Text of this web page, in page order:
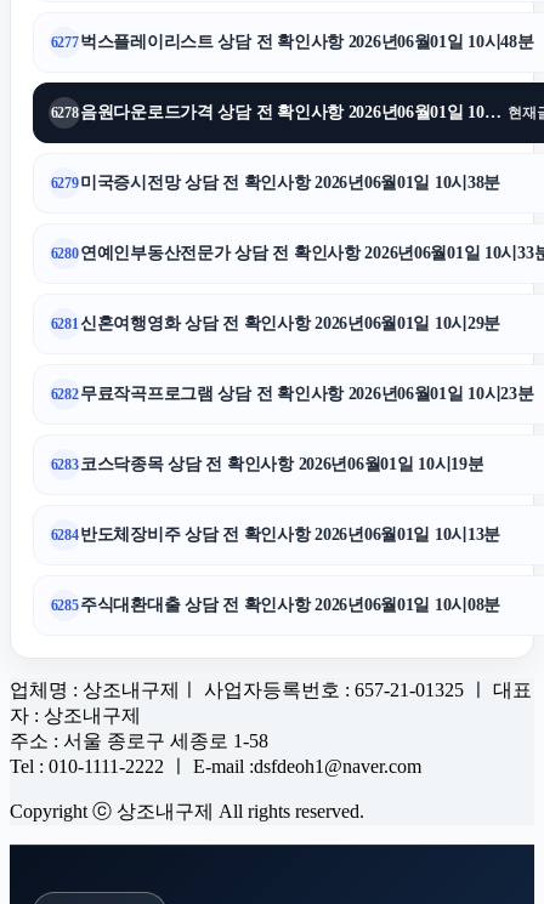
6277벅스플레이리스트 상담 전 확인사항 2026년06월01일 10시48분
6278 음원다운로드가격 상담 전 확인사항 2026년06월01일 10시43분 현재
6279미국증시전망 상담 전 확인사항 2026년06월01일 10시38분
6280연예인부동산전문가 상담 전 확인사항 2026년06월01일 10시33
6281 신혼여행영화 상담 전 확인사항 2026년06월01일 10시29분
6282무료작곡프로그램 상담 전 확인사항 2026년06월01일 10시23분
6283코스닥종목 상담 전 확인사항 2026년06월01일 10시19분
6284반도체장비주 상담 전 확인사항 2026년06월01일 10시13분
6285주식대환대출 상담 전 확인사항 2026년06월01일 10시08분
업체명 : 상조내구제ㅣ 사업자등록번호 : 657-21-01325 ㅣ 대표
자 : 상조내구제
주소 : 서울 종로구 세종로 1-58
Tel : 010-1111-2222 ㅣ E-mail :dsfdeoh1@naver.com
Copyright ⓒ 상조내구제 All rights reserved.